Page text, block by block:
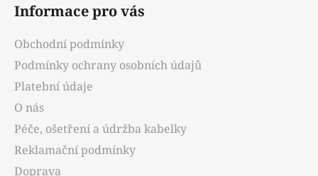
Informace pro vás
Obchodní podmínky
Podmínky ochrany osobních údajů
Platební údaje
O nás
Péče, ošetření a údržba kabelky
Reklamační podmínky
Doprava